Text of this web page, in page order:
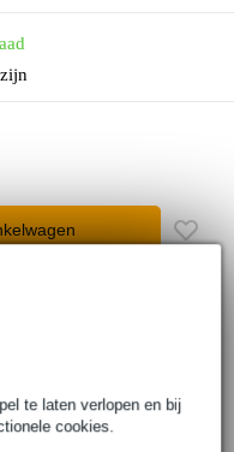
te laten verlopen en bij
cookies.